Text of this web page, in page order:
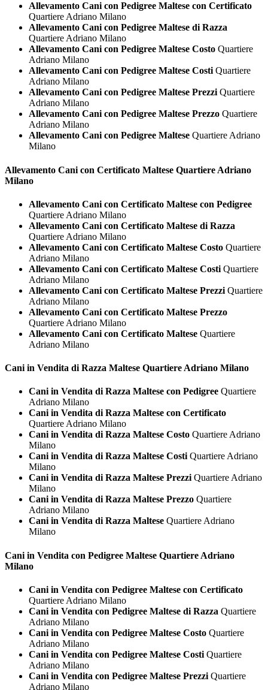
Allevamento Cani con Pedigree Maltese con Certificato
Quartiere Adriano Milano
Allevamento Cani con Pedigree Maltese di Razza
Quartiere Adriano Milano
Allevamento Cani con Pedigree Maltese Costo Quartiere
Adriano Milano
Allevamento Cani con Pedigree Maltese Costi Quartiere
Adriano Milano
Allevamento Cani con Pedigree Maltese Prezzi Quartiere
Adriano Milano
Allevamento Cani con Pedigree Maltese Prezzo Quartiere
Adriano Milano
Allevamento Cani con Pedigree Maltese Quartiere Adriano
Milano
Allevamento Cani con Certificato Maltese Quartiere Adriano
Milano
Allevamento Cani con Certificato Maltese con Pedigree
Quartiere Adriano Milano
Allevamento Cani con Certificato Maltese di Razza
Quartiere Adriano Milano
Allevamento Cani con Certificato Maltese Costo Quartiere
Adriano Milano
Allevamento Cani con Certificato Maltese Costi Quartiere
Adriano Milano
Allevamento Cani con Certificato Maltese Prezzi Quartiere
Adriano Milano
Allevamento Cani con Certificato Maltese Prezzo
Quartiere Adriano Milano
Allevamento Cani con Certificato Maltese Quartiere
Adriano Milano
Cani in Vendita di Razza Maltese Quartiere Adriano Milano
Cani in Vendita di Razza Maltese con Pedigree Quartiere
Adriano Milano
Cani in Vendita di Razza Maltese con Certificato
Quartiere Adriano Milano
Cani in Vendita di Razza Maltese Costo Quartiere Adriano
Milano
Cani in Vendita di Razza Maltese CostiQuartiere Adriano
Milano
Cani in Vendita di Razza Maltese PrezziQuartiere Adriano
Milano
Cani in Vendita di Razza Maltese Prezzo Quartiere
Adriano Milano
Cani in Vendita di Razza Maltese Quartiere Adriano
Milano
Cani in Vendita con Pedigree Maltese Quartiere Adriano
Milano
Cani in Vendita con Pedigree Maltese con Certificato
Quartiere Adriano Milano
Cani in Vendita con Pedigree Maltese di Razza Quartiere
Adriano Milano
Cani in Vendita con Pedigree Maltese Costo Quartiere
Adriano Milano
Cani in Vendita con Pedigree Maltese Costi Quartiere
Adriano Milano
Cani in Vendita con Pedigree Maltese Prezzi Quartiere
Adriano Milano